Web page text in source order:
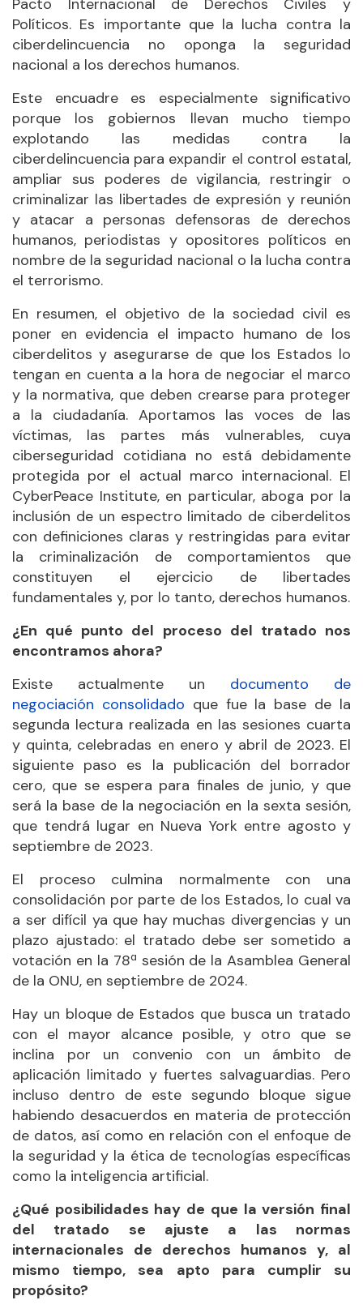
Pacto Internacional de Derechos Civiles y
Políticos. Es importante que la lucha contra la
ciberdelincuencia no oponga la seguridad
nacional a los derechos humanos.
Este encuadre es especialmente significativo
porque los gobiernos llevan mucho tiempo
explotando las medidas contra la
ciberdelincuencia para expandir el control estatal,
ampliar sus poderes de vigilancia, restringir o
criminalizar las libertades de expresión y reunión
y atacar a personas defensoras de derechos
humanos, periodistas y opositores políticos en
nombre de la seguridad nacional o la lucha contra
el terrorismo.
En resumen, el objetivo de la sociedad civil es
poner en evidencia el impacto humano de los
ciberdelitos y asegurarse de que los Estados lo
tengan en cuenta a la hora de negociar el marco
y la normativa, que deben crearse para proteger
a la ciudadanía. Aportamos las voces de las
víctimas, las partes más vulnerables, cuya
ciberseguridad cotidiana no está debidamente
protegida por el actual marco internacional. El
CyberPeace Institute, en particular, aboga por la
inclusión de un espectro limitado de ciberdelitos
con definiciones claras y restringidas para evitar
la criminalización de comportamientos que
constituyen el ejercicio de libertades
fundamentales y, por lo tanto, derechos humanos.
¿En qué punto del proceso del tratado nos
encontramos ahora?
Existe actualmente un documento de
negociación consolidado que fue la base de la
segunda lectura realizada en las sesiones cuarta
y quinta, celebradas en enero y abril de 2023. El
siguiente paso es la publicación del borrador
cero, que se espera para finales de junio, y que
será la base de la negociación en la sexta sesión,
que tendrá lugar en Nueva York entre agosto y
septiembre de 2023.
El proceso culmina normalmente con una
consolidación por parte de los Estados, lo cual va
a ser difícil ya que hay muchas divergencias y un
plazo ajustado: el tratado debe ser sometido a
votación en la 78ª sesión de la Asamblea General
de la ONU, en septiembre de 2024.
Hay un bloque de Estados que busca un tratado
con el mayor alcance posible, y otro que se
inclina por un convenio con un ámbito de
aplicación limitado y fuertes salvaguardias. Pero
incluso dentro de este segundo bloque sigue
habiendo desacuerdos en materia de protección
de datos, así como en relación con el enfoque de
la seguridad y la ética de tecnologías específicas
como la inteligencia artificial.
¿Qué posibilidades hay de que la versión final
del tratado se ajuste a las normas
internacionales de derechos humanos y, al
mismo tiempo, sea apto para cumplir su
propósito?